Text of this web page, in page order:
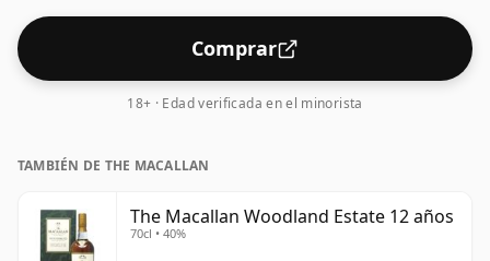
Comprar
18+ · Edad verificada en el minorista
TAMBIÉN DE THE MACALLAN
The Macallan Woodland Estate 12 años
70cl • 40%